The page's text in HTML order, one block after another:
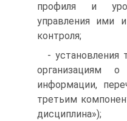
профиля и
управления ими
контроля;
- установления
организациям
информации,
третьим
дисциплина»);